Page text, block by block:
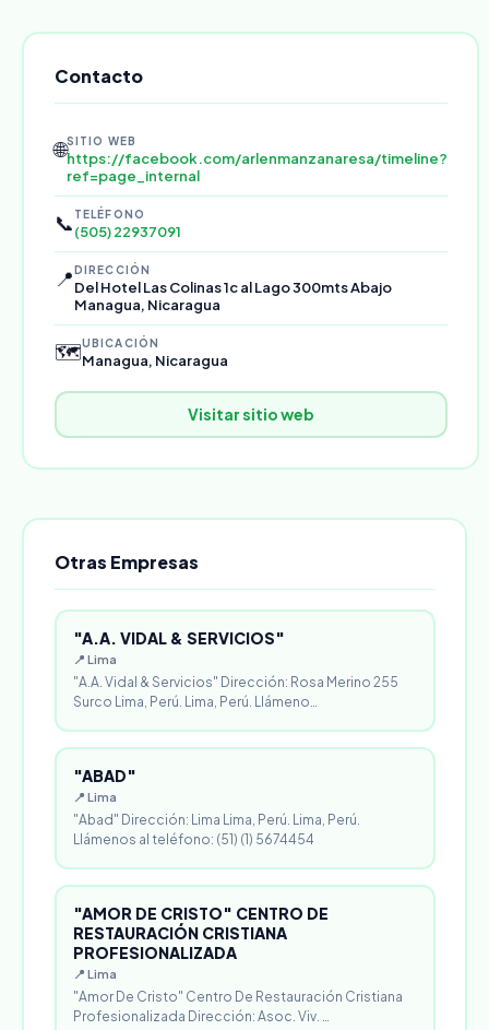
Contacto
🌐SITIO WEB
https://facebook.com/arlenmanzanaresa/timeline?
ref=page_internal
📞 TELÉFONO
(505) 22937091
📍DIRECCIÓN
Del Hotel Las Colinas 1c al Lago 300mts Abajo
Managua, Nicaragua
🗺️UBICACIÓN
Managua, Nicaragua
Visitar sitio web
Otras Empresas
"A.A. VIDAL & SERVICIOS"
📍 Lima
"A.A. Vidal & Servicios" Dirección: Rosa Merino 255
Surco Lima, Perú. Lima, Perú. Llámeno…
"ABAD"
📍 Lima
"Abad" Dirección: Lima Lima, Perú. Lima, Perú.
Llámenos al teléfono: (51) (1) 5674454
"AMOR DE CRISTO" CENTRO DE
RESTAURACIÓN CRISTIANA
PROFESIONALIZADA
📍 Lima
"Amor De Cristo" Centro De Restauración Cristiana
Profesionalizada Dirección: Asoc. Viv. …